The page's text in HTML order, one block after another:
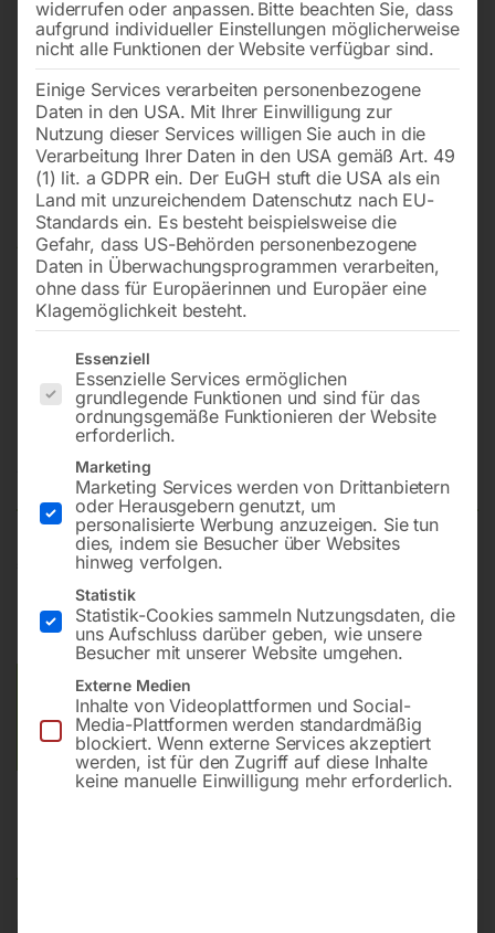
Kernbohrer HSS 50x30mm
Verfügbarkeit:Nicht vorrätig
168,00
inkl. MwSt. zzgl.Versandkosten
Lieferzeit:Auf Nachfrage
Versandkosten Standard (Österreich):
Bitte beachten Sie: Die Versandkosten gelten für Österreich.
Andere Länder können abweichen.
widerrufen oder anpassen. Bitte beachten Sie, dass
aufgrund individueller Einstellungen möglicherweise
nicht alle Funktionen der Website verfügbar sind.
Einige Services verarbeiten personenbezogene
Daten in den USA. Mit Ihrer Einwilligung zur
Nutzung dieser Services willigen Sie auch in die
Verarbeitung Ihrer Daten in den USA gemäß Art. 49
(1) lit. a GDPR ein. Der EuGH stuft die USA als ein
Land mit unzureichendem Datenschutz nach EU-
Standards ein. Es besteht beispielsweise die
Gefahr, dass US-Behörden personenbezogene
Daten in Überwachungsprogrammen verarbeiten,
ohne dass für Europäerinnen und Europäer eine
Klagemöglichkeit besteht.
Es folgt eine Liste der Service-Gruppen, für die eine
Essenziell
Essenzielle Services ermöglichen
grundlegende Funktionen und sind für das
ordnungsgemäße Funktionieren der Website
erforderlich.
Marketing
Marketing Services werden von Drittanbietern
oder Herausgebern genutzt, um
personalisierte Werbung anzuzeigen. Sie tun
dies, indem sie Besucher über Websites
hinweg verfolgen.
Statistik
Statistik-Cookies sammeln Nutzungsdaten, die
uns Aufschluss darüber geben, wie unsere
Besucher mit unserer Website umgehen.
Externe Medien
Inhalte von Videoplattformen und Social-
Media-Plattformen werden standardmäßig
blockiert. Wenn externe Services akzeptiert
werden, ist für den Zugriff auf diese Inhalte
keine manuelle Einwilligung mehr erforderlich.